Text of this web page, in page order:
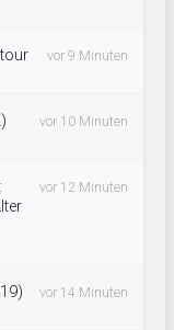
vor 9 Minuten
vor 10 Minuten
vor 12 Minuten
vor 14 Minuten